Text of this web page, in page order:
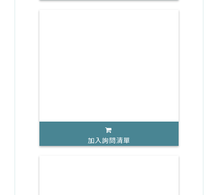
加入詢問清單